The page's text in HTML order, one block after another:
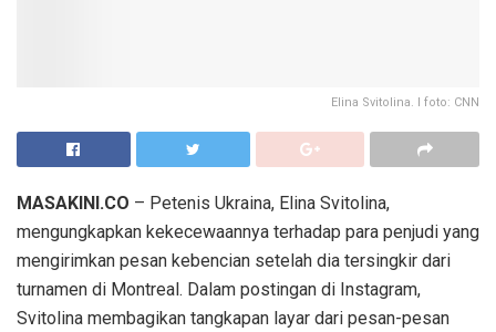
Elina Svitolina. I foto: CNN
MASAKINI.CO – Petenis Ukraina, Elina Svitolina,
mengungkapkan kekecewaannya terhadap para penjudi yang
mengirimkan pesan kebencian setelah dia tersingkir dari
turnamen di Montreal. Dalam postingan di Instagram,
Svitolina membagikan tangkapan layar dari pesan-pesan